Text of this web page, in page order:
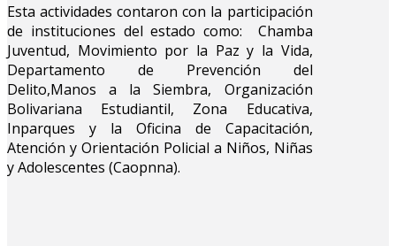
Esta actividades contaron con la participación
de instituciones del estado como: Chamba
Juventud, Movimiento por la Paz y la Vida,
Departamento de Prevención del
Delito,Manos a la Siembra, Organización
Bolivariana Estudiantil, Zona Educativa,
Inparques y la Oficina de Capacitación,
Atención y Orientación Policial a Niños, Niñas
y Adolescentes (Caopnna).